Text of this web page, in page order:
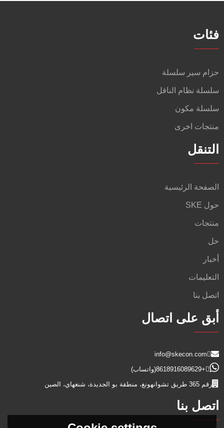
فئات
حزام سير سلسلة
سلسلة نظام الناقل
سلسلة مكون
منتجات اخرى
التنقل
الصفحة الرئيسية
حول SKE
منتجات
حل
أخبار
التعليمات
اتصل بنا
أبق على اتصال
info@skecon.com
+8618916089629
(واتساب)
رقم 365 طريق تشوانهونغ، منطقة بو الجديدة، شنغهاي، الصين
اتصل بنا